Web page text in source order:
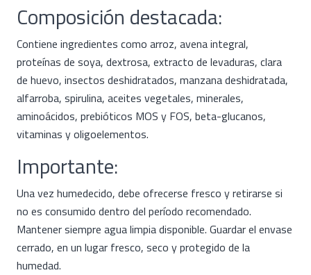
Composición destacada:
Contiene ingredientes como arroz, avena integral,
proteínas de soya, dextrosa, extracto de levaduras, clara
de huevo, insectos deshidratados, manzana deshidratada,
alfarroba, spirulina, aceites vegetales, minerales,
aminoácidos, prebióticos MOS y FOS, beta-glucanos,
vitaminas y oligoelementos.
Importante:
Una vez humedecido, debe ofrecerse fresco y retirarse si
no es consumido dentro del período recomendado.
Mantener siempre agua limpia disponible. Guardar el envase
cerrado, en un lugar fresco, seco y protegido de la
humedad.